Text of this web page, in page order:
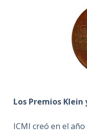
Los Premios Klein
ICMI creó en el